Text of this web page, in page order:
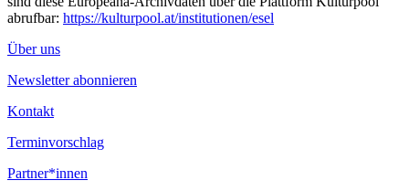
abrufbar: https://kulturpool.at/institutionen/esel
Über uns
Newsletter abonnieren
Kontakt
Terminvorschlag
Partner*innen